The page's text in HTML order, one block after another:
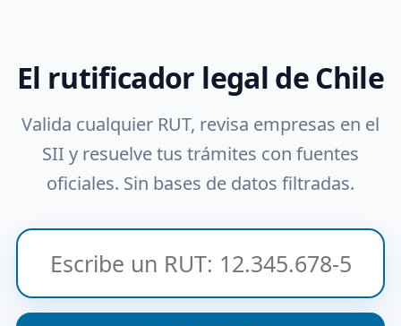
El rutificador legal de Chile
Valida cualquier RUT, revisa empresas en el
SII y resuelve tus trámites con fuentes
oficiales. Sin bases de datos filtradas.